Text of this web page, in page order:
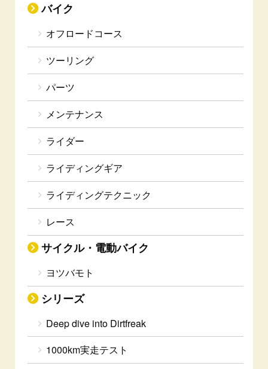
バイク
オフロードコース
ツーリング
パーツ
メンテナンス
ライダー
ライディングギア
ライディングテクニック
レース
サイクル・電動バイク
ヨツバモト
シリーズ
Deep dive into Dirtfreak
1000km実走テスト